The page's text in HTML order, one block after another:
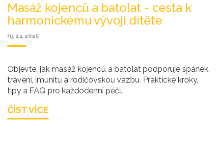
Masáž kojenců a batolat - cesta k
harmonickému vývoji dítěte
říj, 14 2025
Objevte, jak masáž kojenců a batolat podporuje spánek,
trávení, imunitu a rodičovskou vazbu. Praktické kroky,
tipy a FAQ pro každodenní péči.
ČÍST VÍCE